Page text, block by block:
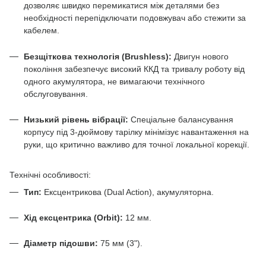
дозволяє швидко перемикатися між деталями без
необхідності перепідключати подовжувач або стежити за
кабелем.
Безщіткова технологія (Brushless): Двигун нового
покоління забезпечує високий ККД та тривалу роботу від
одного акумулятора, не вимагаючи технічного
обслуговування.
Низький рівень вібрації: Спеціальне балансування
корпусу під 3-дюймову тарілку мінімізує навантаження на
руки, що критично важливо для точної локальної корекції.
Технічні особливості:
Тип: Ексцентрикова (Dual Action), акумуляторна.
Хід ексцентрика (Orbit): 12 мм.
Діаметр підошви: 75 мм (3").